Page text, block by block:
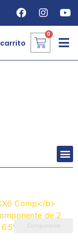
carrito
Componente